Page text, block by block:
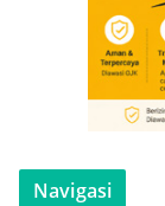
Navigasi